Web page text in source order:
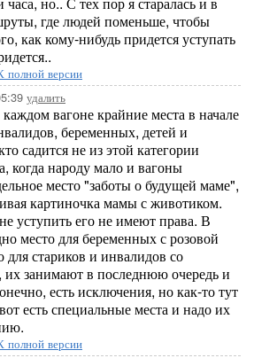
где людей поменьше, чтобы
как кому-нибудь придется уступать
полной версии
удалить
вагоне крайние места в начале
беременных, детей и
садится не из этой категории
когда народу мало и вагоны
место "заботы о будущей маме",
картиночка мамы с животиком.
уступить его не имеют права. В
место для беременных с розовой
для стариков и инвалидов со
занимают в последнюю очередь и
есть исключения, но как-то тут
есть специальные места и надо их
полной версии